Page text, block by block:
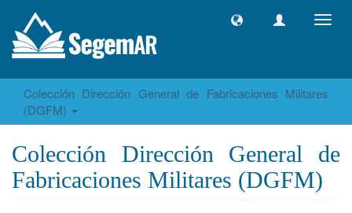
Colección Dirección General de Fabricaciones Militares
(DGFM)
Colección Dirección General de
Fabricaciones Militares (DGFM)